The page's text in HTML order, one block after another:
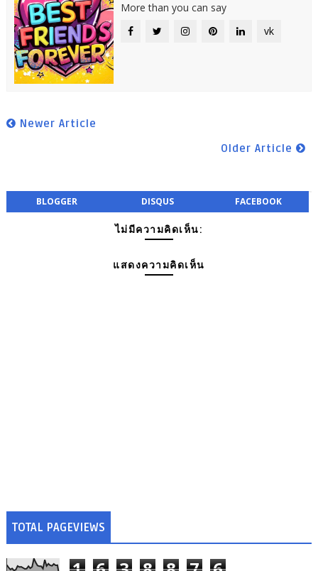
More than you can say
vk
Newer Article
Older Article
BLOGGER DISQUS FACEBOOK
ไม่มีความคิดเห็น:
แสดงความคิดเห็น
TOTAL PAGEVIEWS